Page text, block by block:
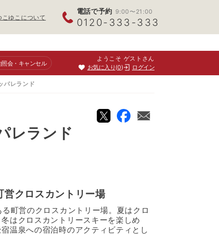
こゆこについて
電話で予約 9:00〜21:00
0120-333-333
照会・キャンセル
ようこそ ゲストさん
お気に入り 0 ログイン
パレランド
レランド
クロスカントリー場
町営のクロスカントリー場。夏はクロ
はクロスカントリースキーを楽しめ
温泉への宿泊時のアクティビティとし